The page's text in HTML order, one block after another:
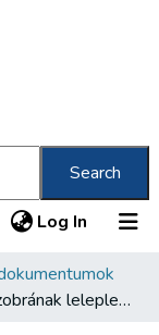
Search
Log In (current)
Garibaldi szobrának leleplezése